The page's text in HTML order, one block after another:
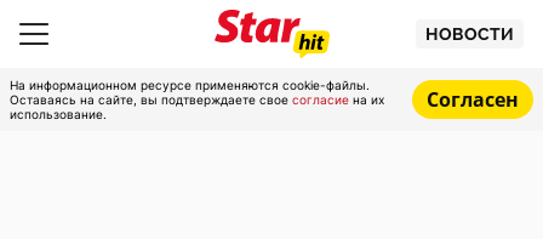
НОВОСТИ
На информационном ресурсе применяются cookie-файлы.
Оставаясь на сайте, вы подтверждаете свое согласие на их
использование.
Согласен